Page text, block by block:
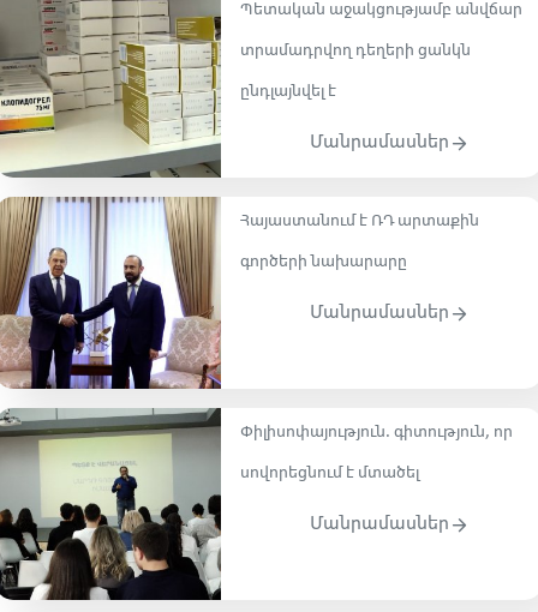
Պետական աջակցությամբ անվճար
տրամադրվող դեղերի ցանկն
ընդլայնվել է
Մանրամասներ
Հայաստանում է ՌԴ արտաքին
գործերի նախարարը
Մանրամասներ
Փիլիսոփայություն․ գիտություն, որ
սովորեցնում է մտածել
Մանրամասներ